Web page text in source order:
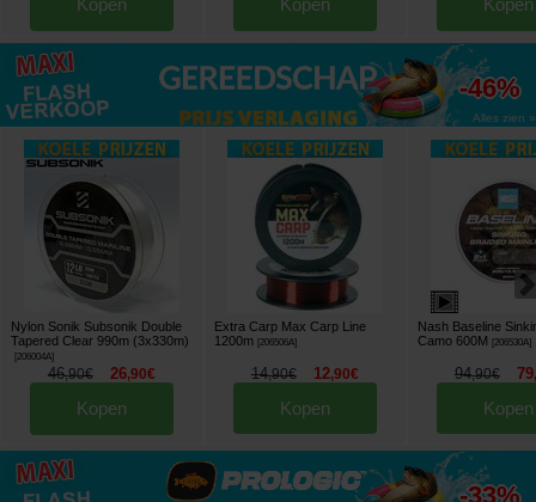
Kopen Kopen Kopen
tot
-46%
Alles zien »
Nylon Sonik Subsonik Double
Tapered Clear 990m (3x330m)
[206004A]
46,90€ 26,90€
Kopen
Extra Carp Max Carp Line
1200m [206506A]
14,90€ 12,90€
Kopen
Nash Baseline
Camo 600M
[206530A]
94,90€ 79
Kopen
tot
-33%